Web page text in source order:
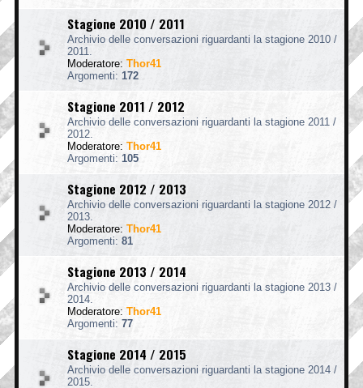
Stagione 2010 / 2011
Archivio delle conversazioni riguardanti la stagione 2010 /
2011.
Moderatore: Thor41
Argomenti: 172
Stagione 2011 / 2012
Archivio delle conversazioni riguardanti la stagione 2011 /
2012.
Moderatore: Thor41
Argomenti: 105
Stagione 2012 / 2013
Archivio delle conversazioni riguardanti la stagione 2012 /
2013.
Moderatore: Thor41
Argomenti: 81
Stagione 2013 / 2014
Archivio delle conversazioni riguardanti la stagione 2013 /
2014.
Moderatore: Thor41
Argomenti: 77
Stagione 2014 / 2015
Archivio delle conversazioni riguardanti la stagione 2014 /
2015.